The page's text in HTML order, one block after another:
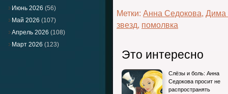
Июнь 2026 (56)
Май 2026 (107)
Апрель 2026 (108)
Март 2026 (123)
Метки: Анна Седокова, Дима
звезд, помолвка
Это интересно
Слёзы и боль: Анна
Седокова просит не
распространять